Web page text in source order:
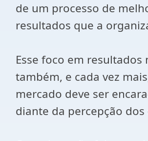
de um processo de
resultados que a
Esse foco em
também, e cada vez
mercado deve ser
diante da percepção